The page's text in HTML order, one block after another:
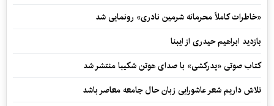
«خاطرات کاملاً محرمانه شرمین نادری» رونمایی شد
بازدید ابراهیم حیدری از ایبنا
کتاب صوتی «پدرکشی» با صدای هوتن شکیبا منتشر شد
تلاش داریم شعر عاشورایی زبان حال جامعه معاصر باشد